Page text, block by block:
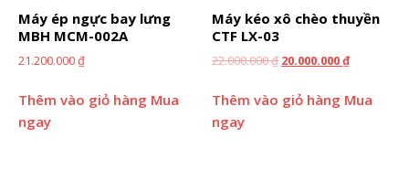
Máy ép ngực bay lưng
MBH MCM-002A
21.200.000₫
Thêm vào giỏ hàng Mua
ngay
Máy kéo xô chèo thuyền
CTF LX-03
22.000.000₫ 20.000.000₫
Thêm vào giỏ hàng Mua
ngay